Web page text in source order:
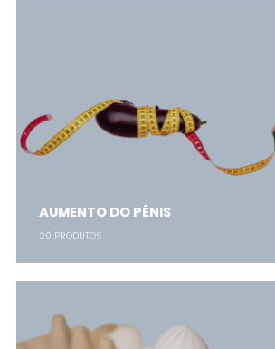
AUMENTO DO PÉNIS
20 PRODUTOS